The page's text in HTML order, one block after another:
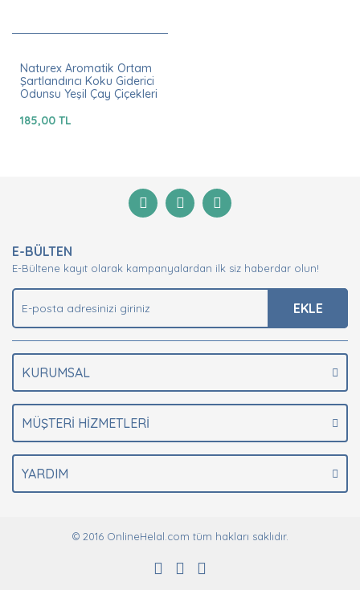
Naturex Aromatik Ortam
Şartlandırıcı Koku Giderici
Odunsu Yeşil Çay Çiçekleri
185,00 TL
E-BÜLTEN
E-Bültene kayıt olarak kampanyalardan ilk siz haberdar olun!
EKLE
KURUMSAL
MÜŞTERİ HİZMETLERİ
YARDIM
© 2016 OnlineHelal.com tüm hakları saklıdır.